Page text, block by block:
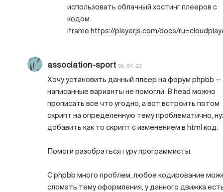
использовать облачный хостинг плееров с
кодом
iframe https://playerjs.com/docs/
association-sport 06.04.23
Хочу установить данный плеер на форум phpbb —
написанные варианты не помогли. В head можно
прописать все что угодно, а вот встроить потом
скрипт на определенную тему проблематично,
добавить как то скрипт с изменением в html код.
Помоги разобраться гуру программисты.
С phpbb много проблем, любое кодирование
сломать тему оформления, у данного движка